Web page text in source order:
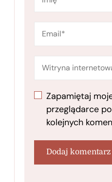
Zapamiętaj
przeglądarce
kolejnych